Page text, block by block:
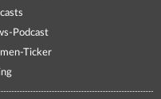
Podcast
Ticker